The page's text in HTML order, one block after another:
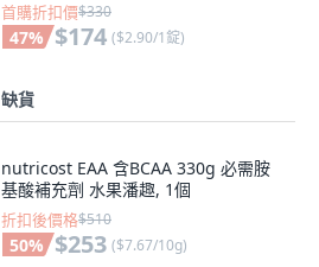
首購折扣價$330
47% $174 ($2.90/1錠)
缺貨
nutricost EAA 含BCAA 330g 必需胺
基酸補充劑 水果潘趣, 1個
折扣後價格$510
50% $253 ($7.67/10g)